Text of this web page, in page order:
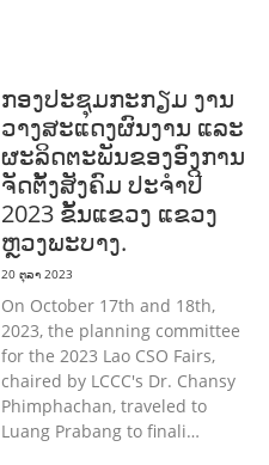
ກອງປະຊຸມກະກຽມ ງານ
ວາງສະແດງຜົນງານ ແລະ
ຜະລິດຕະພັນຂອງອົງການ
ຈັດຕັ້ງສັງຄົມ ປະຈຳປີ
2023 ຂັ້ນແຂວງ ແຂວງ
ຫຼວງພະບາງ.
20 ຕຸລາ 2023
On October 17th and 18th,
2023, the planning committee
for the 2023 Lao CSO Fairs,
chaired by LCCC's Dr. Chansy
Phimphachan, traveled to
Luang Prabang to finali…